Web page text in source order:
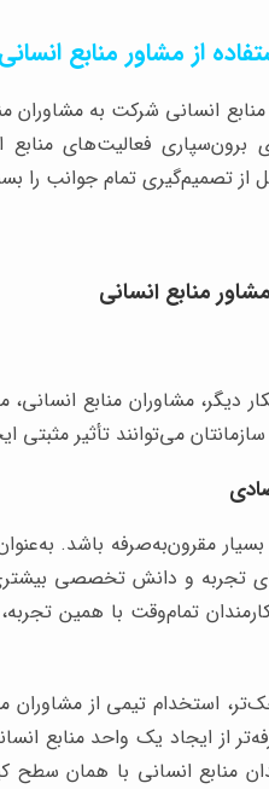
از مشاور منابع انسانی
انسانی شرکت به مشاوران
برون‌سپاری فعالیت‌های
از تصمیم‌گیری تمام جوانب را
منابع انسانی
دیگر، مشاوران منابع
می‌توانند تأثیر مثبتی
مقرون‌به‌صرفه باشد.
تجربه و دانش تخصصی
تمام‌وقت با همین
استخدام تیمی از مشاوران
از ایجاد یک واحد منابع
منابع انسانی با همان سطح